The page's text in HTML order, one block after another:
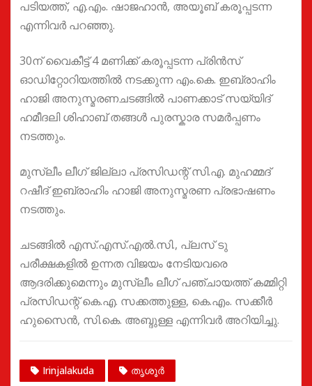
പടിയത്ത്, എ.എം. ഷാജഹാന്‍, അയൂബ് കരൂപ്പടന്ന
എന്നിവര്‍ പറഞ്ഞു.
30ന് വൈകീട്ട് 4 മണിക്ക് കരൂപ്പടന്ന പ്രിന്‍സ്
ഓഡിറ്റോറിയത്തില്‍ നടക്കുന്ന എം.കെ. ഇബ്രാഹിം
ഹാജി അനുസ്മരണചടങ്ങില്‍ പാണക്കാട് സയ്യിദ്
ഹമീദലി ശിഹാബ് തങ്ങള്‍ പുരസ്കാര സമര്‍പ്പണം
നടത്തും.
മുസ്ലീം ലീഗ് ജില്ലാ പ്രസിഡന്റ് സി.എ. മുഹമ്മദ്‌
റഷീദ് ഇബ്രാഹിം ഹാജി അനുസ്മരണ പ്രഭാഷണം
നടത്തും.
ചടങ്ങില്‍ എസ്.എസ്.എല്‍.സി., പ്ലസ്‌ ടു
പരീക്ഷകളില്‍ ഉന്നത വിജയം നേടിയവരെ
ആദരിക്കുമെന്നും മുസ്ലീം ലീഗ് പഞ്ചായത്ത് കമ്മിറ്റി
പ്രസിഡന്റ് കെ.എ. സക്കത്തുള്ള, കെ.എം. സക്കീര്‍
ഹുസൈന്‍, സി.കെ. അബ്ദുള്ള എന്നിവര്‍ അറിയിച്ചു.
Irinjalakuda തൃശൂർ